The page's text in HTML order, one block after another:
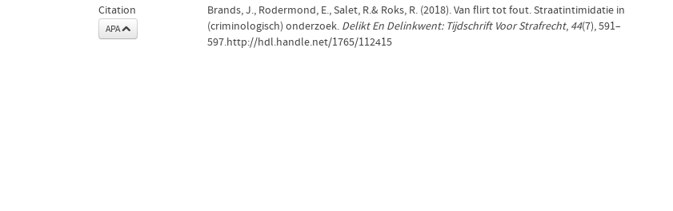
Citation
APA
Brands, J., Rodermond, E., Salet, R.& Roks, R. (2018). Van flirt tot fout. Straatintimidatie in
(criminologisch) onderzoek. Delikt En Delinkwent: Tijdschrift Voor Strafrecht, 44(7), 591–
597.http://hdl.handle.net/1765/112415